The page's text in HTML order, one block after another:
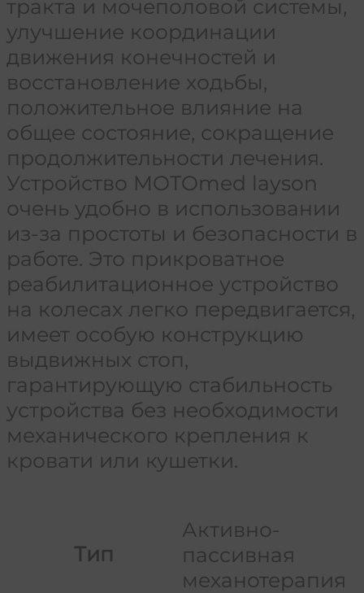
тракта и мочеполовой системы,
улучшение координации
движения конечностей и
восстановление ходьбы,
положительное влияние на
общее состояние, сокращение
продолжительности лечения.
Устройство MOTOmed layson
очень удобно в использовании
из-за простоты и безопасности в
работе. Это прикроватное
реабилитационное устройство
на колесах легко передвигается,
имеет особую конструкцию
выдвижных стоп,
гарантирующую стабильность
устройства без необходимости
механического крепления к
кровати или кушетки.
Тип
Активно-
пассивная
механотерапия